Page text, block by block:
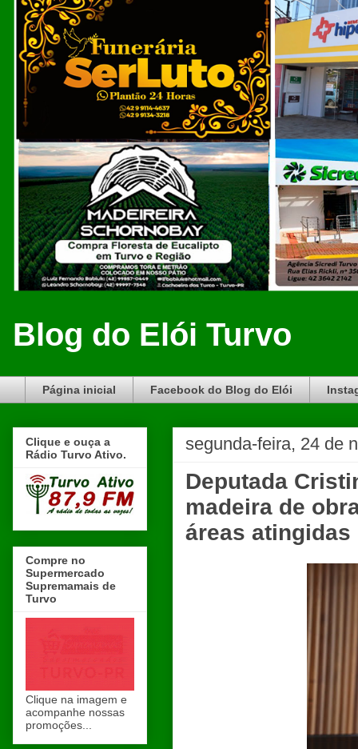
Blog do Elói Turvo
Página inicial Facebook do Blog do Elói
segunda-feira, 24 de
Deputada
madeira de
áreas
Clique e ouça a
Rádio Turvo Ativo.
Compre no
Supermercado
Supremamais de
Turvo
Clique na imagem e
acompanhe nossas
promoções...